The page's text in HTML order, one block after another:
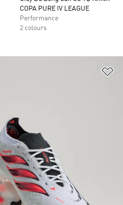
COPA PURE IV LEAGUE
Performance
2 colours